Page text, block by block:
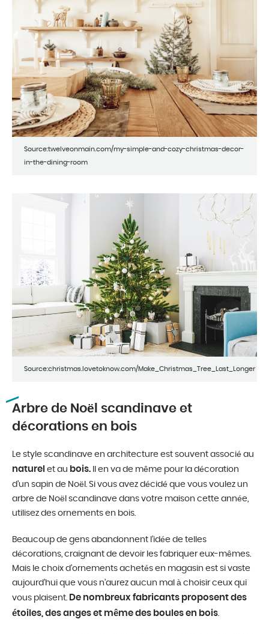
Source:twelveonmain.com/my-simple-and-cozy-christmas-decor-
in-the-dining-room
Source:christmas.lovetoknow.com/Make_Christmas_Tree_Last_Longer
Arbre de Noël scandinave et
décorations en bois
Le style scandinave en architecture est souvent associé au
naturel et au bois. Il en va de même pour la décoration
d’un sapin de Noël. Si vous avez décidé que vous voulez un
arbre de Noël scandinave dans votre maison cette année,
utilisez des ornements en bois.
Beaucoup de gens abandonnent l’idée de telles
décorations, craignant de devoir les fabriquer eux-mêmes.
Mais le choix d’ornements achetés en magasin est si vaste
aujourd’hui que vous n’aurez aucun mal à choisir ceux qui
vous plaisent. De nombreux fabricants proposent des
étoiles, des anges et même des boules en bois.